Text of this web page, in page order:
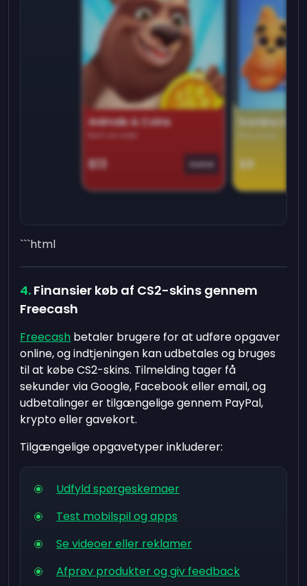
Animals & Coins
$13 Game
Domino
$9
```html
Finansier køb af CS2-skins gennem
Freecash
Freecash betaler brugere for at udføre opgaver
online, og indtjeningen kan udbetales og bruges
til at købe CS2-skins. Tilmelding tager få
sekunder via Google, Facebook eller email, og
udbetalinger er tilgængelige gennem PayPal,
krypto eller gavekort.
Tilgængelige opgavetyper inkluderer:
Udfyld spørgeskemaer
Test mobilspil og apps
Se videoer eller reklamer
Afprøv produkter og giv feedback